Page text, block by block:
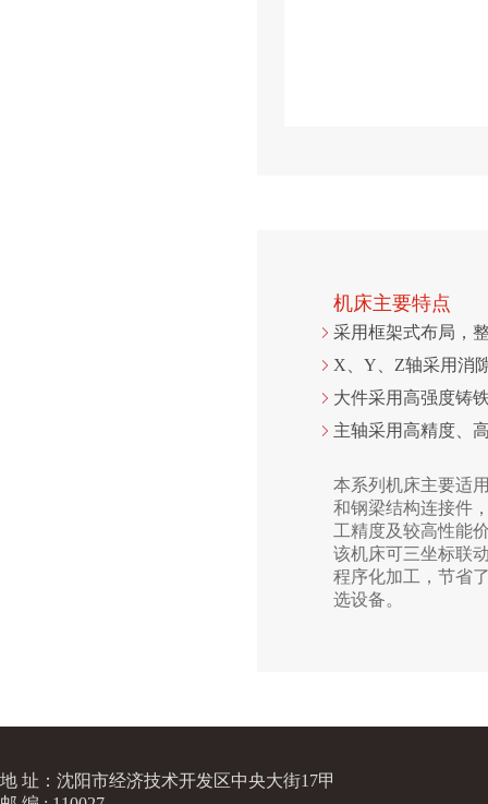
机床主要特点
采用框架式布局，
X、Y、Z轴采用消
大件采用高强度铸
主轴采用高精度、
本系列机床主要适
和钢梁结构连接件
工精度及较高性能
该机床可三坐标联
程序化加工，节省
选设备。
地 址：沈阳市经济技术开发区中央大街17甲